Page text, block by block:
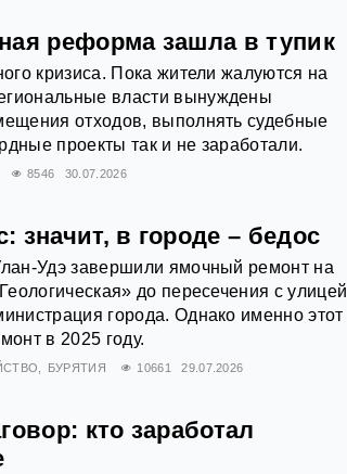
реформа зашла в тупик
кризиса. Пока жители жалуются на
власти вынуждены
отходов, выполнять судебные
проекты так и не заработали.
8546 30.07.2026
в городе – бедос
Удэ завершили ямочный ремонт на
до пересечения с улицей
города. Однако именно этот
в 2025 году.
БУРЯТИЯ 10661 29.07.2026
кто заработал